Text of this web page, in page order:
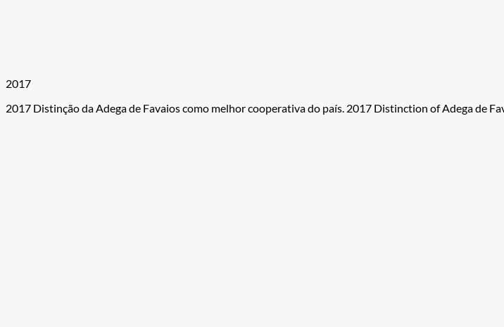
2017
2017 Distinção da Adega de Favaios como melhor cooperativa do país. 2017 Distinction of Adega de